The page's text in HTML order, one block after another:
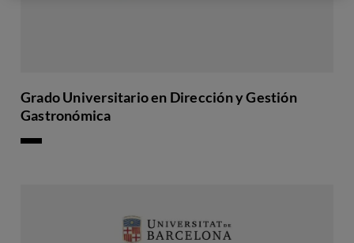
Grado Universitario en Dirección y Gestión
Gastronómica